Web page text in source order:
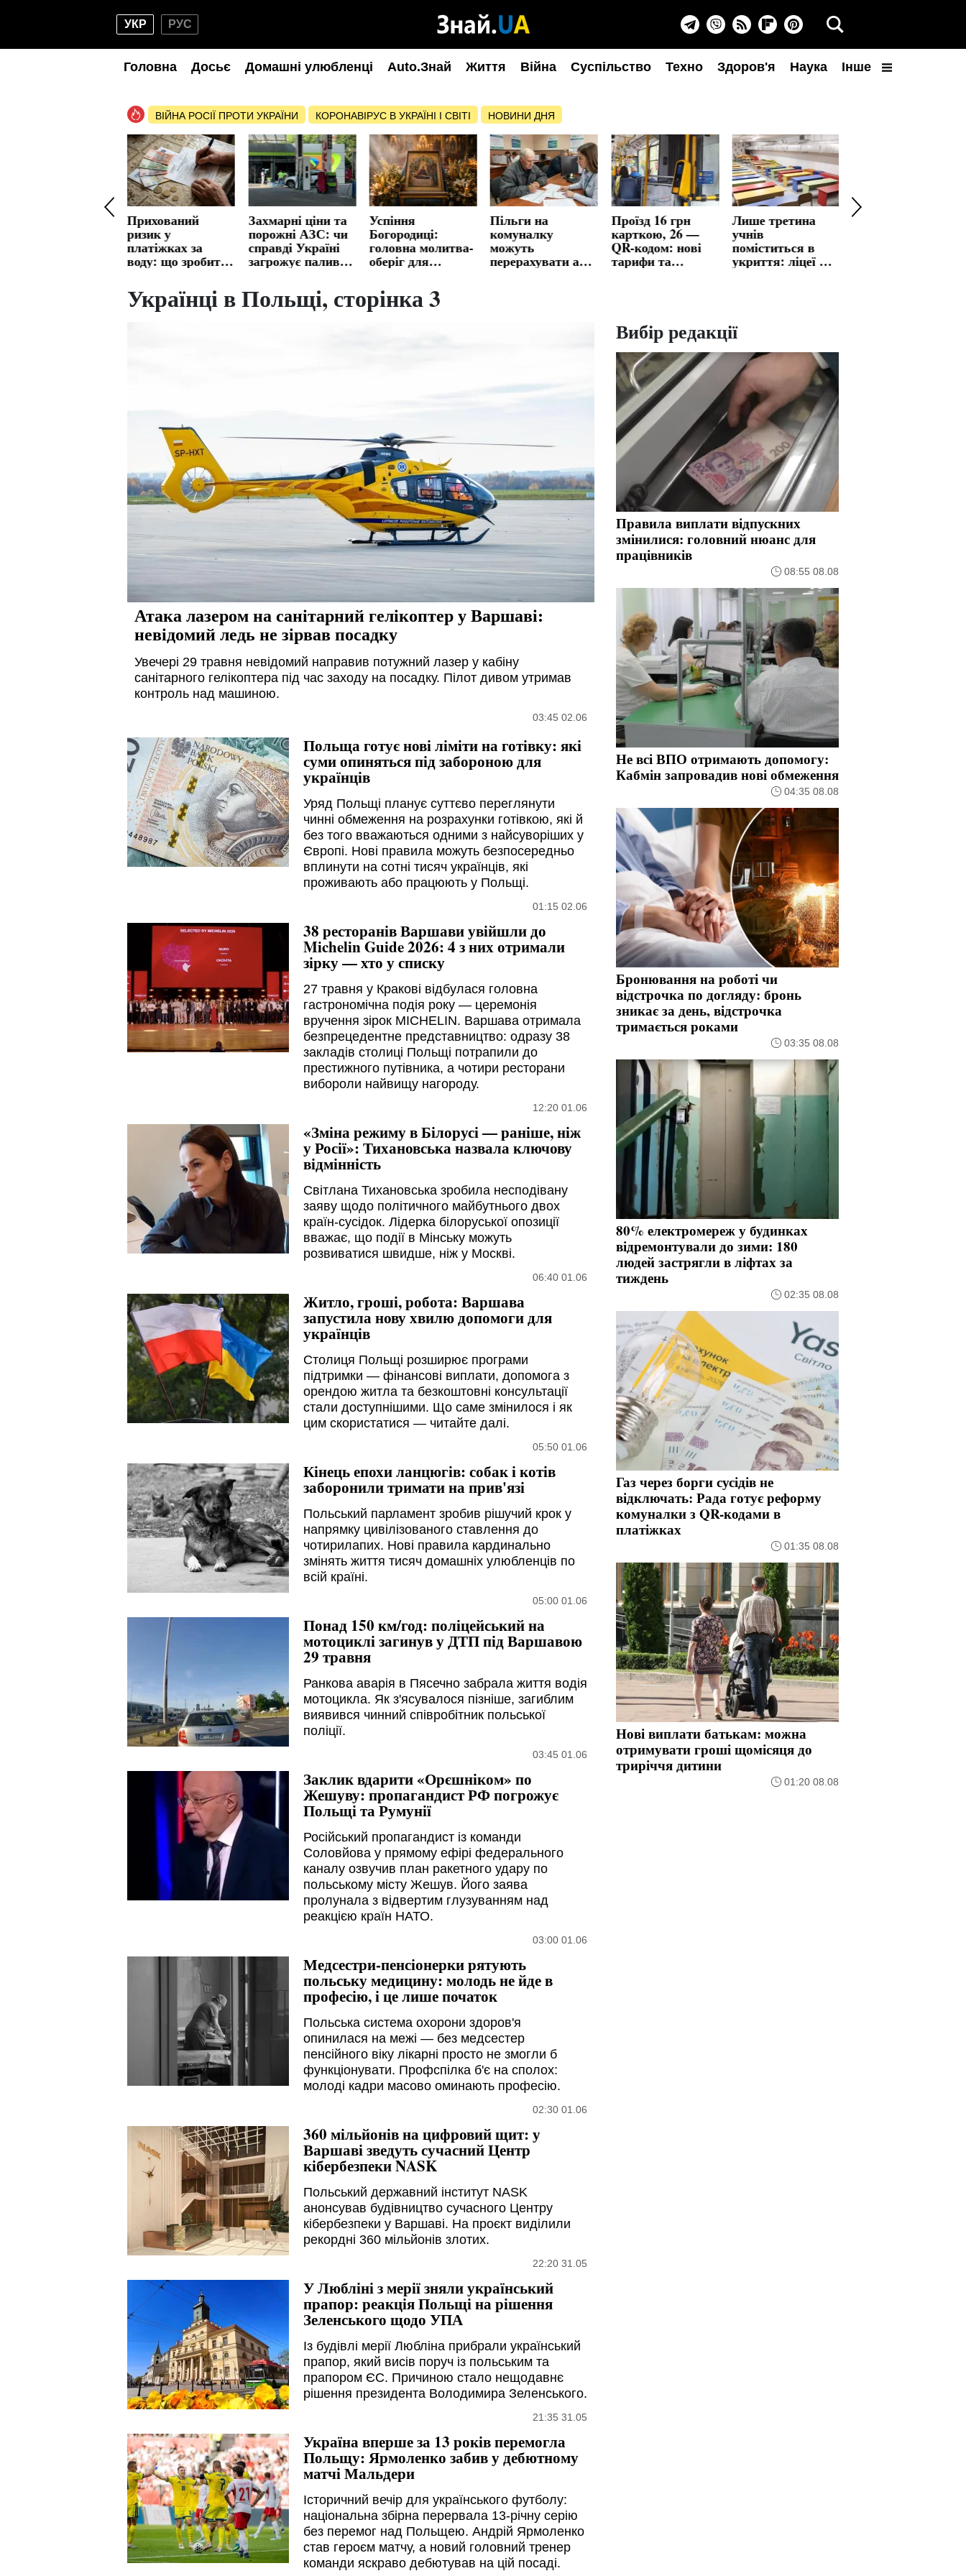
УКР РУС
Головна Досьє Домашні улюбленці Auto.Знай Життя Війна Суспільство Техно Здоров'я Наука Інше
ВІЙНА РОСІЇ ПРОТИ УКРАЇНИ КОРОНАВІРУС В УКРАЇНІ І СВІТІ НОВИНИ ДНЯ
Прихований
ризик у
платіжках за
воду: що зробити,
аби не платити
зайвого
Захмарні ціни та
порожні АЗС: чи
справді Україні
загрожує паливна
криза
Успіння
Богородиці:
головна молитва-
оберіг для
захисту дітей та
родини
Пільги на
комуналку
можуть
перерахувати або
скасувати: ПФУ
Проїзд 16 грн
карткою, 26 —
QR-кодом: нові
тарифи та
штрафи до 460
Лише третина
учнів
поміститься в
укриття: ліцеї не
зможуть перейти
Черги до 70 авто
Українці в Польщі, сторінка 3
Атака лазером на санітарний гелікоптер у Варшаві:
невідомий ледь не зірвав посадку
Увечері 29 травня невідомий направив потужний лазер у кабіну
санітарного гелікоптера під час заходу на посадку. Пілот дивом утримав
контроль над машиною.
03:45 02.06
Польща готує нові ліміти на готівку: які
суми опиняться під забороною для
українців
Уряд Польщі планує суттєво переглянути
чинні обмеження на розрахунки готівкою, які й
без того вважаються одними з найсуворіших у
Європі. Нові правила можуть безпосередньо
вплинути на сотні тисяч українців, які
проживають або працюють у Польщі.
01:15 02.06
38 ресторанів Варшави увійшли до
Michelin Guide 2026: 4 з них отримали
зірку — хто у списку
27 травня у Кракові відбулася головна
гастрономічна подія року — церемонія
вручення зірок MICHELIN. Варшава отримала
безпрецедентне представництво: одразу 38
закладів столиці Польщі потрапили до
престижного путівника, а чотири ресторани
вибороли найвищу нагороду.
12:20 01.06
«Зміна режиму в Білорусі — раніше, ніж
у Росії»: Тихановська назвала ключову
відмінність
Світлана Тихановська зробила несподівану
заяву щодо політичного майбутнього двох
країн-сусідок. Лідерка білоруської опозиції
вважає, що події в Мінську можуть
розвиватися швидше, ніж у Москві.
06:40 01.06
Житло, гроші, робота: Варшава
запустила нову хвилю допомоги для
українців
Столиця Польщі розширює програми
підтримки — фінансові виплати, допомога з
орендою житла та безкоштовні консультації
стали доступнішими. Що саме змінилося і як
цим скористатися — читайте далі.
05:50 01.06
Кінець епохи ланцюгів: собак і котів
заборонили тримати на прив'язі
Польський парламент зробив рішучий крок у
напрямку цивілізованого ставлення до
чотирилапих. Нові правила кардинально
змінять життя тисяч домашніх улюбленців по
всій країні.
05:00 01.06
Понад 150 км/год: поліцейський на
мотоциклі загинув у ДТП під Варшавою
29 травня
Ранкова аварія в Пясечно забрала життя водія
мотоцикла. Як з'ясувалося пізніше, загиблим
виявився чинний співробітник польської
поліції.
03:45 01.06
Заклик вдарити «Орєшніком» по
Жешуву: пропагандист РФ погрожує
Польщі та Румунії
Російський пропагандист із команди
Соловйова у прямому ефірі федерального
каналу озвучив план ракетного удару по
польському місту Жешув. Його заява
пролунала з відвертим глузуванням над
реакцією країн НАТО.
03:00 01.06
Медсестри-пенсіонерки рятують
польську медицину: молодь не йде в
професію, і це лише початок
Польська система охорони здоров'я
опинилася на межі — без медсестер
пенсійного віку лікарні просто не змогли б
функціонувати. Профспілка б'є на сполох:
молоді кадри масово оминають професію.
02:30 01.06
360 мільйонів на цифровий щит: у
Варшаві зведуть сучасний Центр
кібербезпеки NASK
Польський державний інститут NASK
анонсував будівництво сучасного Центру
кібербезпеки у Варшаві. На проєкт виділили
рекордні 360 мільйонів злотих.
22:20 31.05
У Любліні з мерії зняли український
прапор: реакція Польщі на рішення
Зеленського щодо УПА
Із будівлі мерії Любліна прибрали український
прапор, який висів поруч із польським та
прапором ЄС. Причиною стало нещодавнє
рішення президента Володимира Зеленського.
21:35 31.05
Україна вперше за 13 років перемогла
Польщу: Ярмоленко забив у дебютному
матчі Мальдери
Історичний вечір для українського футболу:
національна збірна перервала 13-річну серію
без перемог над Польщею. Андрій Ярмоленко
став героєм матчу, а новий головний тренер
команди яскраво дебютував на цій посаді.
Вибір редакції
Правила виплати відпускних
змінилися: головний нюанс для
працівників
08:55 08.08
Не всі ВПО отримають допомогу:
Кабмін запровадив нові обмеження
04:35 08.08
Бронювання на роботі чи
відстрочка по догляду: бронь
зникає за день, відстрочка
тримається роками
03:35 08.08
80% електромереж у будинках
відремонтували до зими: 180
людей застрягли в ліфтах за
тиждень
02:35 08.08
Газ через борги сусідів не
відключать: Рада готує реформу
комуналки з QR-кодами в
платіжках
01:35 08.08
Нові виплати батькам: можна
отримувати гроші щомісяця до
триріччя дитини
01:20 08.08